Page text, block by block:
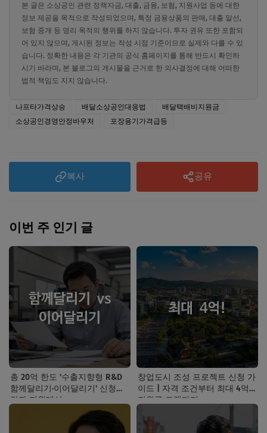
본 글은 소상공인 관련 정책자금, 대출, 금융, 보험, 지원사업 등에 대한
정보 제공을 목적으로 작성되었으며, 특정 금융상품의 판매, 대출 알선,
보험 중개 등 영리 목적의 행위를 하지 않습니다. 투자 권유 또한 포함되
어 있지 않으며, 게시된 정보는 작성 시점 기준이므로 실제와 다를 수 있
습니다. 정확한 내용은 각 기관의 공식 홈페이지를 통해 반드시 확인하
시기 바라며, 본 블로그의 게시물을 근거로 한 의사결정에 대해 어떠한
법적 책임도 지지 않습니다.
나프타가격상승 배달소상공인대응법
배달택배비지원금
소상공인경영안정바우처
포장용기가격급등
복사 공유
이번 주 인기 글
총 20억 한도 '수출지향형 R&D
함께달리기·이어달리기' 신청기
간과 지원대상
창업도시 조성 프로젝트 신청 가
이드 | 자격 조건부터 최대 4억
지원금 트랙까지